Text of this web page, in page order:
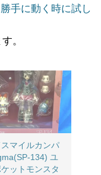
手に動く時に試し
。
スマイルカンパ
134) ユ
ットモンスタ